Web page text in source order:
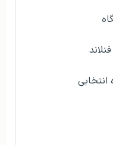
انتخابی